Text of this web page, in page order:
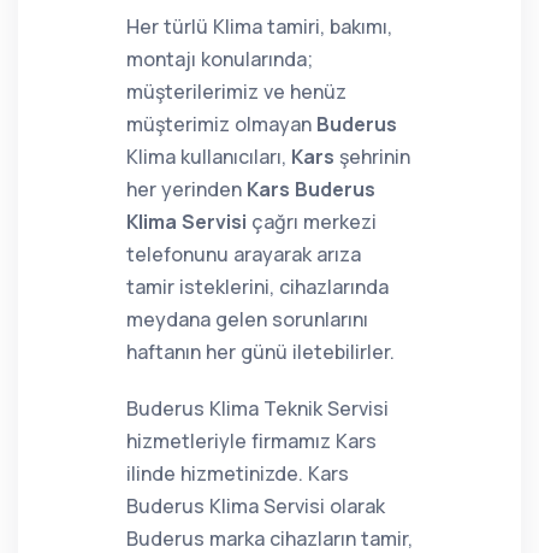
Her türlü Klima tamiri, bakımı,
montajı konularında;
müşterilerimiz ve henüz
müşterimiz olmayan Buderus
Klima kullanıcıları, Kars şehrinin
her yerinden Kars Buderus
Klima Servisi çağrı merkezi
telefonunu arayarak arıza
tamir isteklerini, cihazlarında
meydana gelen sorunlarını
haftanın her günü iletebilirler.
Buderus Klima Teknik Servisi
hizmetleriyle firmamız Kars
ilinde hizmetinizde. Kars
Buderus Klima Servisi olarak
Buderus marka cihazların tamir,